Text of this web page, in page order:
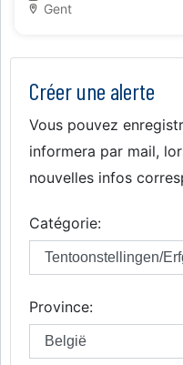
Gent
Créer une alerte
Vous pouvez
informera par mail,
nouvelles infos
Catégorie:
Province: